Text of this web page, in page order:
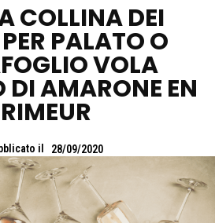
COLLINA DEI
PALATO O
VOLA
AMARONE EN
il 28/09/2020